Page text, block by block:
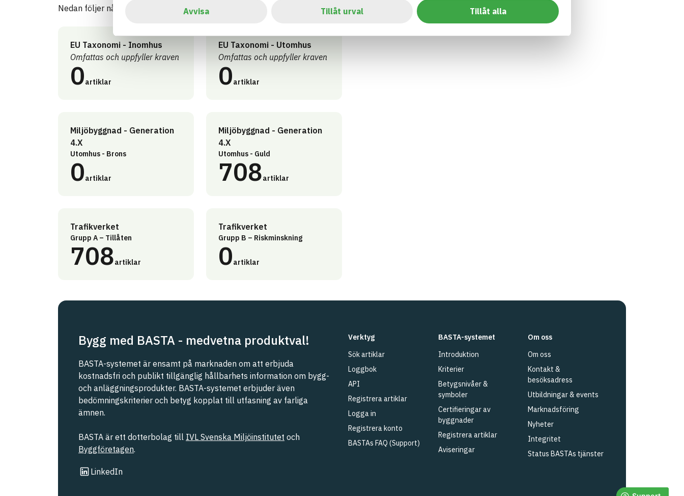
Avvisa Tillåt urval Tillåt alla
Nedan följer några exempel:
EU Taxonomi - Inomhus
Omfattas och uppfyller kraven
0artiklar
EU Taxonomi - Utomhus
Omfattas och uppfyller kraven
0artiklar
Miljöbyggnad - Generation
4.X
Utomhus - Brons
0artiklar
Miljöbyggnad - Generation
4.X
Utomhus - Guld
708artiklar
Trafikverket
Grupp A – Tillåten
708artiklar
Trafikverket
Grupp B – Riskminskning
0artiklar
Bygg med BASTA - medvetna produktval!
BASTA-systemet är ensamt på marknaden om att erbjuda
kostnadsfri och publikt tillgänglig hållbarhets information om bygg-
och anläggningsprodukter. BASTA-systemet erbjuder även
bedömningskriterier och betyg kopplat till utfasning av farliga
ämnen.
BASTA är ett dotterbolag till IVL Svenska Miljöinstitutet och
Byggföretagen.
LinkedIn
Länk till annan webbplats
Verktyg
Sök artiklar
Loggbok
API
Registrera artiklar
Logga in
Registrera konto
BASTAs FAQ (Support)
BASTA-systemet
Introduktion
Kriterier
Betygsnivåer &
symboler
Certifieringar av
byggnader
Registrera artiklar
Aviseringar
Om oss
Om oss
Kontakt &
besöksadress
Utbildningar & events
Marknadsföring
Nyheter
Integritet
Status BASTAs tjänster